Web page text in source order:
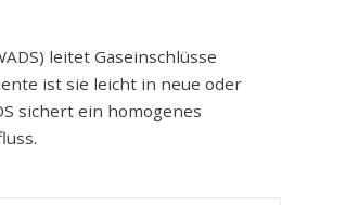
leitet Gaseinschlüsse
ist sie leicht in neue oder
sichert ein homogenes